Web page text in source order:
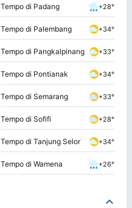
Tempo di Padang +28°
Tempo di Palembang +34°
Tempo di Pangkalpinang +33°
Tempo di Pontianak +34°
Tempo di Semarang +33°
Tempo di Sofifi +28°
Tempo di Tanjung Selor +34°
Tempo di Wamena +26°